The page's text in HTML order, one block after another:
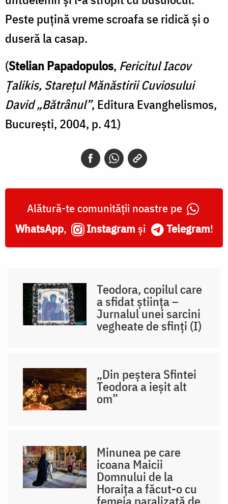
Peste puțină vreme scroafa se ridică şi o
duseră la casap.
(Stelian Papadopulos, Fericitul Iacov
Ţalikis, Stareţul Mănăstirii Cuviosului
David „Bătrânul”, Editura Evanghelismos,
București, 2004, p. 41)
Alătură-te comunității noastre pe
WhatsApp, Instagram și Telegram!
Teodora, copilul care
a sfidat știința –
Jurnalul unei sarcini
vegheate de sfinți (I)
„Din peștera Sfintei
Teodora a ieșit alt
om”
Minunea pe care
icoana Maicii
Domnului de la
Horaița a făcut-o cu